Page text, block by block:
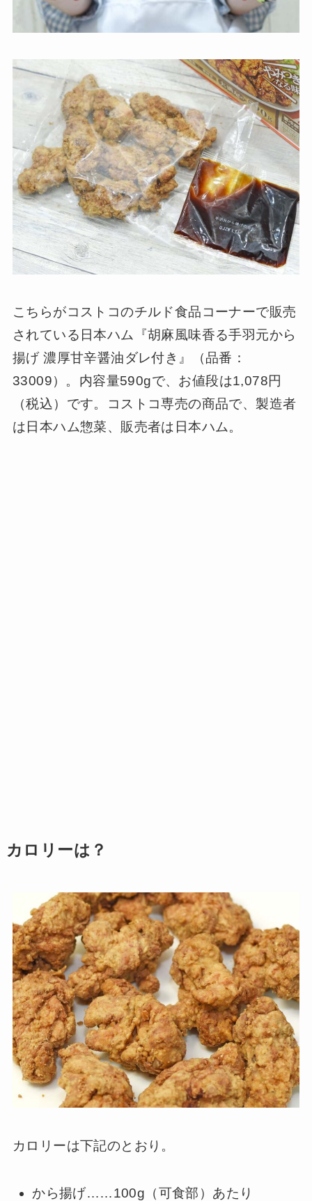
こちらがコストコのチルド食品コーナーで販売
されている日本ハム『胡麻風味香る手羽元から
揚げ 濃厚甘辛醤油ダレ付き』（品番：
33009）。内容量590gで、お値段は1,078円
（税込）です。コストコ専売の商品で、製造者
は日本ハム惣菜、販売者は日本ハム。
カロリーは？
カロリーは下記のとおり。
から揚げ……100g（可食部）あたり